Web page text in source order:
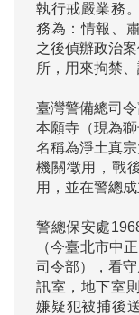
執行戒嚴業務
務為：情報、
之後偵辦政治
所，用來拘禁、
臺灣警備總司
本願寺（現為
名稱為淨土真
機關徵用，戰
用，並在警總
警總保安處
（今臺北市中
司令部），看
訊室，地下室
嫌疑犯被捕後